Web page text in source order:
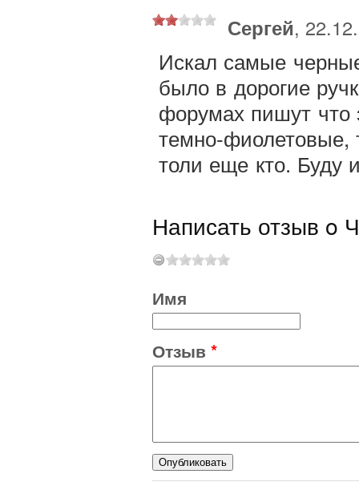
Сергей,
Искал самые
было в дорогие
форумах пишут
темно-фиолетовые,
толи еще кто. Буду
Написать отзыв o
Имя
Отзыв *